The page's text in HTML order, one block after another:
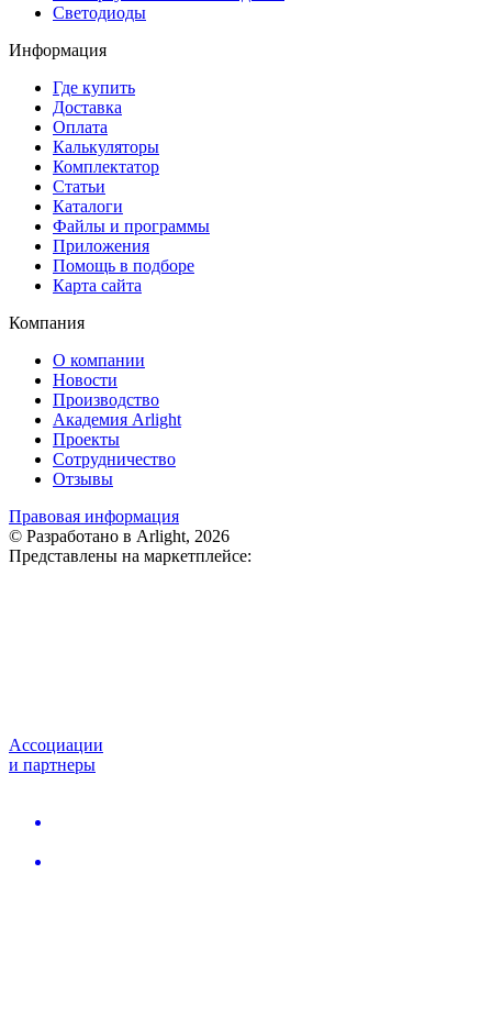
Светодиоды
Информация
Где купить
Доставка
Оплата
Калькуляторы
Комплектатор
Статьи
Каталоги
Файлы и программы
Приложения
Помощь в подборе
Карта сайта
Компания
О компании
Новости
Производство
Академия Arlight
Проекты
Сотрудничество
Отзывы
Правовая информация
© Разработано в Arlight, 2026
Представлены на маркетплейсе:
Ассоциации
и партнеры